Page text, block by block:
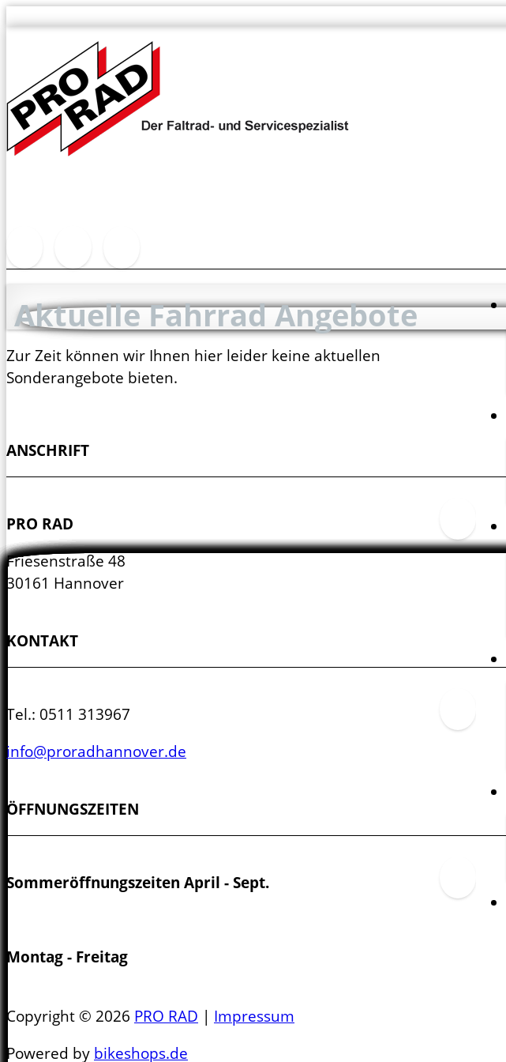
Aktuelle Fahrrad Angebote
Zur Zeit können wir Ihnen hier leider keine aktuellen
Sonderangebote bieten.
ANSCHRIFT
PRO RAD
Friesenstraße 48
30161 Hannover
KONTAKT
Tel.: 0511 313967
info@proradhannover.de
ÖFFNUNGSZEITEN
Sommeröffnungszeiten April - Sept.
Montag - Freitag
14.00 - 19.00 Uhr
Copyright © 2026 PRO RAD | Impressum
Powered by bikeshops.de